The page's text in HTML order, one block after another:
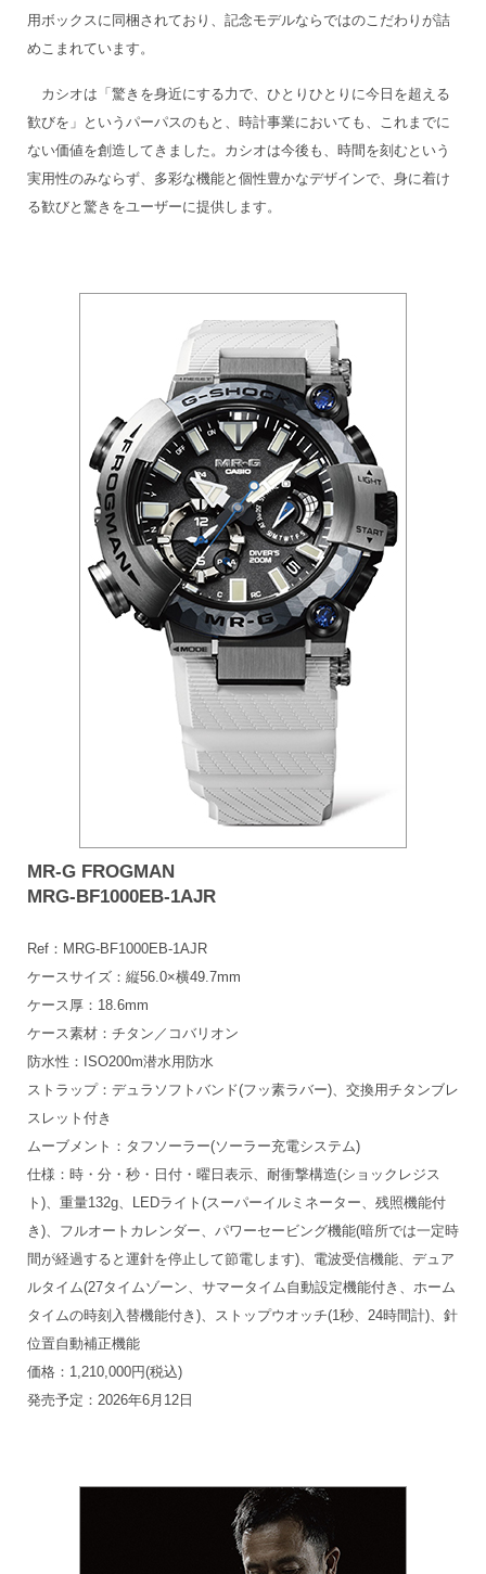
用ボックスに同梱されており、記念モデルならではのこだわりが詰
めこまれています。
カシオは「驚きを身近にする力で、ひとりひとりに今日を超える
歓びを」というパーパスのもと、時計事業においても、これまでに
ない価値を創造してきました。カシオは今後も、時間を刻むという
実用性のみならず、多彩な機能と個性豊かなデザインで、身に着け
る歓びと驚きをユーザーに提供します。
MR-G FROGMAN
MRG-BF1000EB-1AJR
Ref：MRG-BF1000EB-1AJR
ケースサイズ：縦56.0×横49.7mm
ケース厚：18.6mm
ケース素材：チタン／コバリオン
防水性：ISO200m潜水用防水
ストラップ：デュラソフトバンド(フッ素ラバー)、交換用チタンブレ
スレット付き
ムーブメント：タフソーラー(ソーラー充電システム)
仕様：時・分・秒・日付・曜日表示、耐衝撃構造(ショックレジス
ト)、重量132g、LEDライト(スーパーイルミネーター、残照機能付
き)、フルオートカレンダー、パワーセービング機能(暗所では一定時
間が経過すると運針を停止して節電します)、電波受信機能、デュア
ルタイム(27タイムゾーン、サマータイム自動設定機能付き、ホーム
タイムの時刻入替機能付き)、ストップウオッチ(1秒、24時間計)、針
位置自動補正機能
価格：1,210,000円(税込)
発売予定：2026年6月12日